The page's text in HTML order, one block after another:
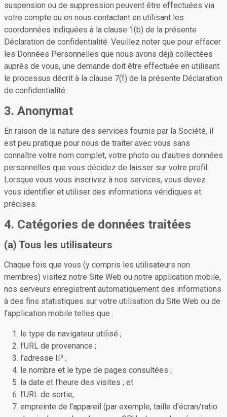
suspension ou de suppression peuvent être effectuées via
votre compte ou en nous contactant en utilisant les
coordonnées indiquées à la clause 1(b) de la présente
Déclaration de confidentialité. Veuillez noter que pour effacer
les Données Personnelles que nous avons déjà collectées
auprès de vous, une demande doit être effectuée en utilisant
le processus décrit à la clause 7(f) de la présente Déclaration
de confidentialité.
3. Anonymat
En raison de la nature des services fournis par la Société, il
est peu pratique pour nous de traiter avec vous sans
connaître votre nom complet, votre photo ou d'autres données
personnelles que vous décidez de laisser sur votre profil.
Lorsque vous vous inscrivez à nos services, vous devez
vous identifier et utiliser des informations véridiques et
précises.
4. Catégories de données traitées
(a) Tous les utilisateurs
Chaque fois que vous (y compris les utilisateurs non
membres) visitez notre Site Web ou notre application mobile,
nos serveurs enregistrent automatiquement des informations
à des fins statistiques sur votre utilisation du Site Web ou de
l'application mobile telles que :
le type de navigateur utilisé ;
l'URL de provenance ;
l'adresse IP ;
le nombre et le type de pages consultées ;
la date et l'heure des visites ; et
l'URL de sortie;
empreinte de l'appareil (par exemple, taille d'écran/ratio